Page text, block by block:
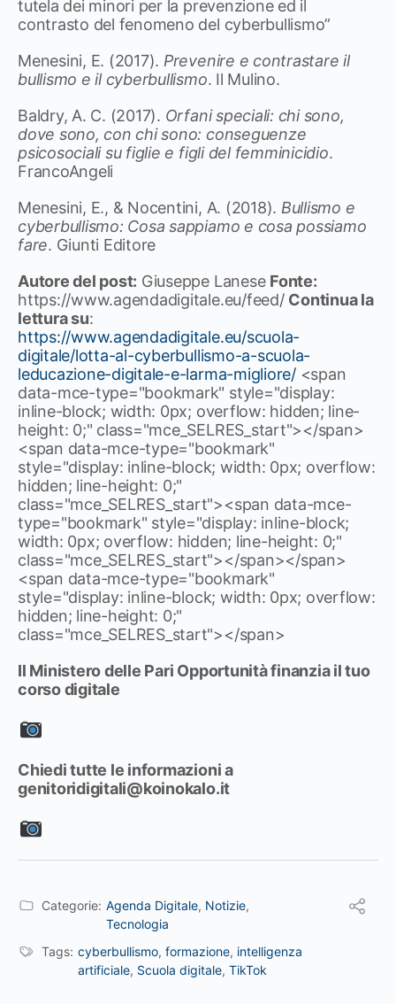
tutela dei minori per la prevenzione ed il
contrasto del fenomeno del cyberbullismo”
Menesini, E. (2017). Prevenire e contrastare il
bullismo e il cyberbullismo. Il Mulino.
Baldry, A. C. (2017). Orfani speciali: chi sono,
dove sono, con chi sono: conseguenze
psicosociali su figlie e figli del femminicidio.
FrancoAngeli
Menesini, E., & Nocentini, A. (2018). Bullismo e
cyberbullismo: Cosa sappiamo e cosa possiamo
fare. Giunti Editore
Autore del post: Giuseppe Lanese Fonte:
https://www.agendadigitale.eu/feed/ Continua la
lettura su:
https://www.agendadigitale.eu/scuola-
digitale/lotta-al-cyberbullismo-a-scuola-
leducazione-digitale-e-larma-migliore/<span
data-mce-type="bookmark" style="display:
inline-block; width: 0px; overflow: hidden; line-
height: 0;" class="mce_SELRES_start"> </span>
<span data-mce-type="bookmark"
style="display: inline-block; width: 0px; overflow:
hidden; line-height: 0;"
class="mce_SELRES_start"><span data-mce-
type="bookmark" style="display: inline-block;
width: 0px; overflow: hidden; line-height: 0;"
class="mce_SELRES_start"> </span> </span>
<span data-mce-type="bookmark"
style="display: inline-block; width: 0px; overflow:
hidden; line-height: 0;"
class="mce_SELRES_start"> </span>
Il Ministero delle Pari Opportunità finanzia il tuo
corso digitale
Chiedi tutte le informazioni a
genitoridigitali@koinokalo.it
Categorie: Agenda Digitale, Notizie,
Tecnologia
Tags: cyberbullismo, formazione, intelligenza
artificiale, Scuola digitale, TikTok